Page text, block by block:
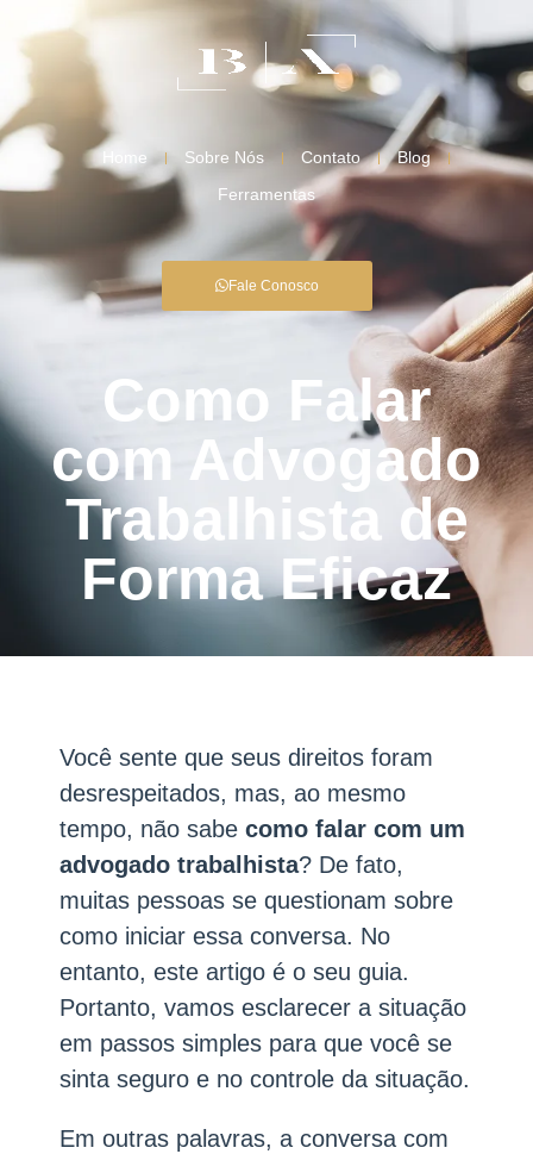
Home Sobre Nós Contato
Blog
Ferramentas
Fale Conosco
Como Falar
com Advogado
Trabalhista de
Forma Eficaz
Você sente que seus direitos foram
desrespeitados, mas, ao mesmo
tempo, não sabe como falar com um
advogado trabalhista? De fato,
muitas pessoas se questionam sobre
como iniciar essa conversa. No
entanto, este artigo é o seu guia.
Portanto, vamos esclarecer a situação
em passos simples para que você se
sinta seguro e no controle da situação.
Em outras palavras, a conversa com